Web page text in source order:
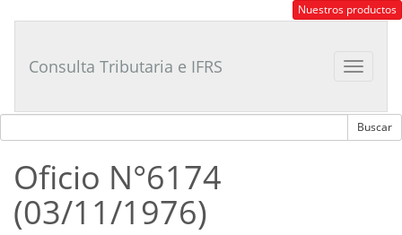
Tributario
Nuestros productos
Toggle
Consulta Tributaria e IFRS
Oficio N°6174
(03/11/1976)